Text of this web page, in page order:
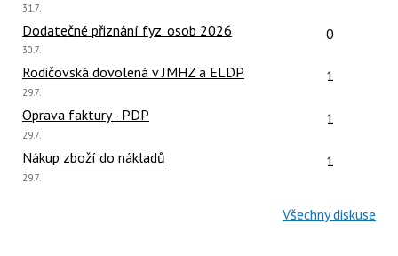
Poslední
31.7.
Dodatečné přiznání fyz. osob 2026 Počet
0
Poslední
30.7.
Rodičovská dovolená v JMHZ a ELDP Počet
1
Poslední
29.7.
Oprava faktury - PDP Počet
1
Poslední
29.7.
Nákup zboží do nákladů Počet
1
Poslední
29.7.
Všechny diskuse